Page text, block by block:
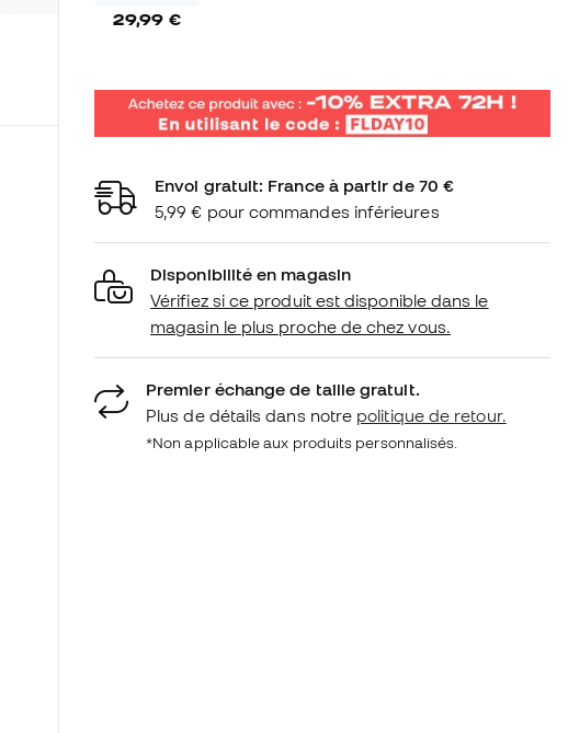
29,99 €
Envoi gratuit: France à partir de 70 €
5,99 € pour commandes inférieures
Disponibilité en magasin
Vérifiez si ce produit est disponible dans le
magasin le plus proche de chez vous.
Premier échange de taille gratuit.
Plus de détails dans notre politique de retour.
*Non applicable aux produits personnalisés.